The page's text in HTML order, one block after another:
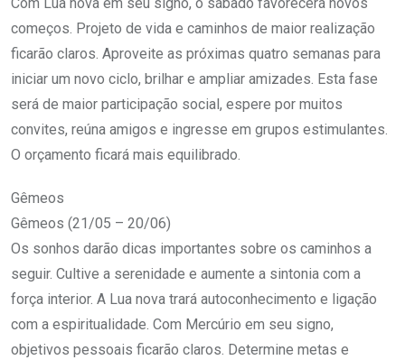
começos. Projeto de vida e caminhos de maior realização
ficarão claros. Aproveite as próximas quatro semanas para
iniciar um novo ciclo, brilhar e ampliar amizades. Esta fase
será de maior participação social, espere por muitos
convites, reúna amigos e ingresse em grupos estimulantes.
O orçamento ficará mais equilibrado.
Gêmeos
Gêmeos (21/05 – 20/06)
Os sonhos darão dicas importantes sobre os caminhos a
seguir. Cultive a serenidade e aumente a sintonia com a
força interior. A Lua nova trará autoconhecimento e ligação
com a espiritualidade. Com Mercúrio em seu signo,
objetivos pessoais ficarão claros. Determine metas e